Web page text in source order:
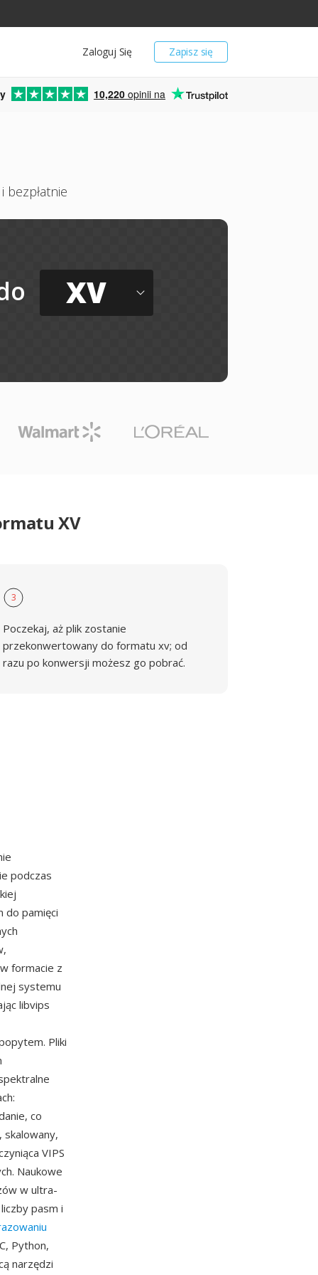
Zapisz się
Zaloguj Się
10,220 opinii na
XV
XV
3
Poczekaj, aż plik zostanie
przekonwertowany do formatu xv; od
razu po konwersji możesz go pobrać.
podczas
do pamięci
formacie z
systemu
libvips
Pliki
co
skalowany,
VIPS
Naukowe
w ultra-
pasm i
Python,
narzędzi